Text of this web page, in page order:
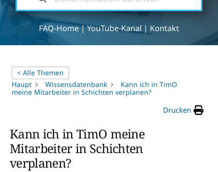
FAQ-Home|YouTube-Kanal | Kontakt
< Alle Themen
Haupt
Wissensdatenbank
Kann ich in TimO
meine Mitarbeiter in Schichten verplanen?
Drucken
Kann ich in TimO meine
Mitarbeiter in Schichten
verplanen?